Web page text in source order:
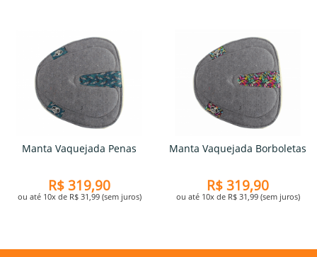
Manta Vaquejada Penas
R$ 319,90
ou até 10x de R$ 31,99 (sem juros)
Manta Vaquejada Borboletas
R$ 319,90
ou até 10x de R$ 31,99 (sem juros)